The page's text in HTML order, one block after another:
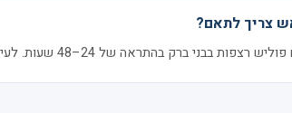
צריך לתאם?
בבני ברק בהתראה של 24–48 שעות. לעיתים זמינים גם בהתראה קצרה יותר.